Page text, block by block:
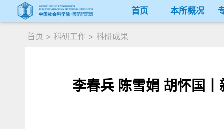
首页 本所概况
首页 > 科研工作 > 科研成果
李春兵 陈雪娟 胡怀国